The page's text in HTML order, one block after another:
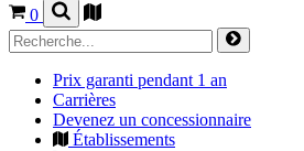
0
Prix garanti pendant 1 an
Carrières
Devenez un concessionnaire
Établissements